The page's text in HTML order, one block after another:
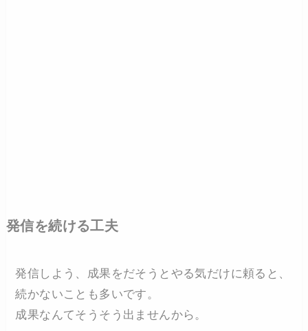
発信を続ける工夫
発信しよう、成果をだそうとやる気だけに頼ると、
続かないことも多いです。
成果なんてそうそう出ませんから。